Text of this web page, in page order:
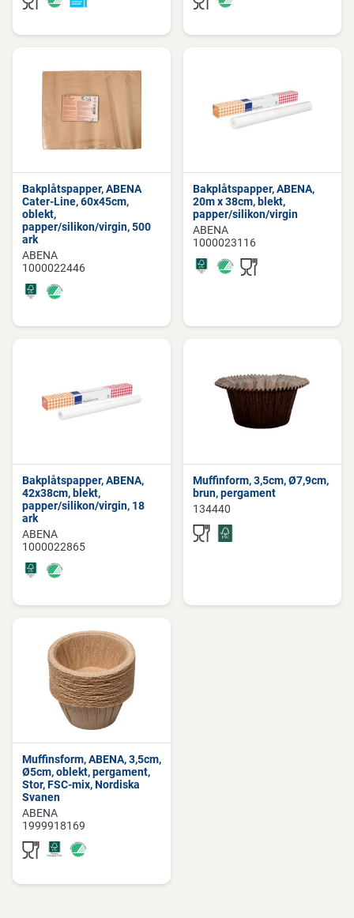
Bakplåtspapper, ABENA
Cater-Line, 60x45cm,
oblekt,
papper/silikon/virgin, 500
ark
ABENA
1000022446
Bakplåtspapper, ABENA,
20m x 38cm, blekt,
papper/silikon/virgin
ABENA
1000023116
Bakplåtspapper, ABENA,
42x38cm, blekt,
papper/silikon/virgin, 18
ark
ABENA
1000022865
Muffinform, 3,5cm, Ø7,9cm,
brun, pergament
134440
Muffinsform, ABENA, 3,5cm,
Ø5cm, oblekt, pergament,
Stor, FSC-mix, Nordiska
Svanen
ABENA
1999918169